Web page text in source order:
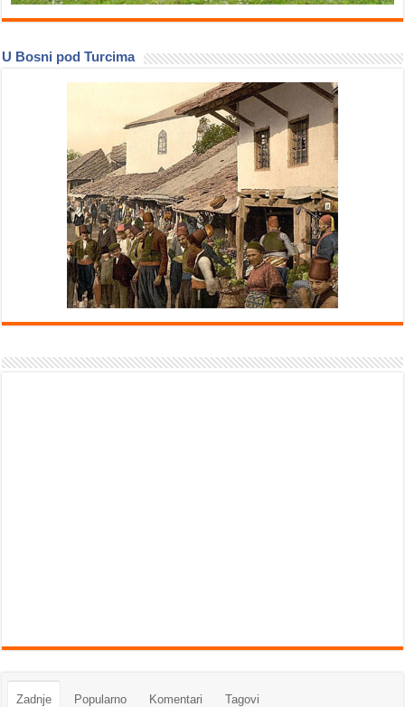
U Bosni pod Turcima
Zadnje Popularno Komentari Tagovi